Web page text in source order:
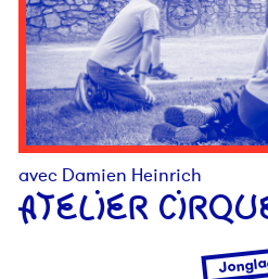
avec Damien Heinrich
ATELIER